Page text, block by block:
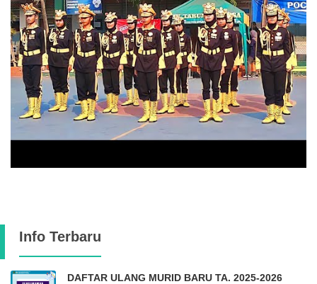
Info Terbaru
DAFTAR ULANG MURID BARU TA. 2025-2026